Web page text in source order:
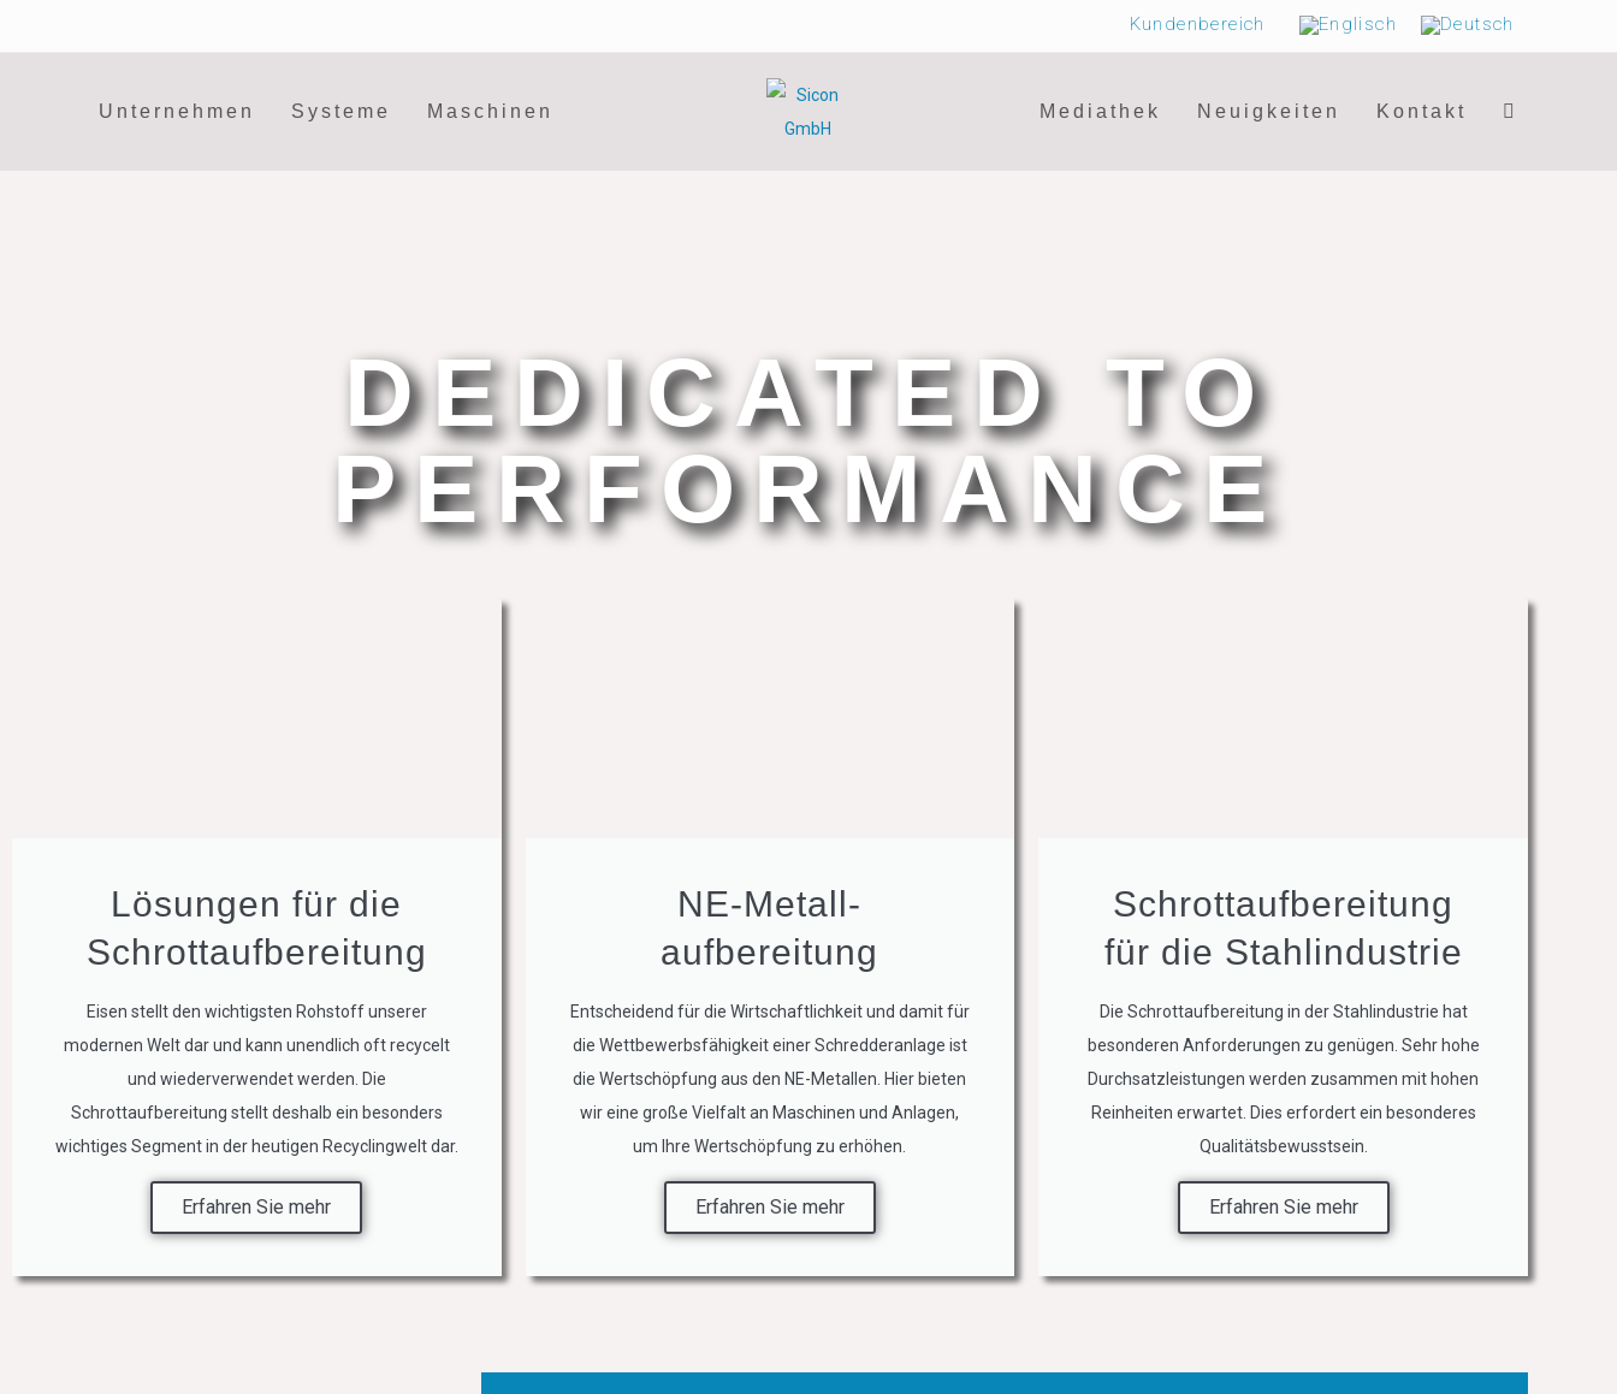
Kundenbereich
Unternehmen Systeme Maschinen Mediathek Neuigkeiten Kontakt
DEDICATED TO
PERFORMANCE
Lösungen für die
Schrottaufbereitung
Eisen stellt den wichtigsten Rohstoff unserer
modernen Welt dar und kann unendlich oft recycelt
und wiederverwendet werden. Die
Schrottaufbereitung stellt deshalb ein besonders
wichtiges Segment in der heutigen Recyclingwelt dar.
Erfahren Sie mehr
NE-Metall-
aufbereitung
Entscheidend für die Wirtschaftlichkeit und damit für
die Wettbewerbsfähigkeit einer Schredderanlage ist
die Wertschöpfung aus den NE-Metallen. Hier bieten
wir eine große Vielfalt an Maschinen und Anlagen,
um Ihre Wertschöpfung zu erhöhen.
Erfahren Sie mehr
Schrottaufbereitung
für die Stahlindustrie
Die Schrottaufbereitung in der Stahlindustrie hat
besonderen Anforderungen zu genügen. Sehr hohe
Durchsatzleistungen werden zusammen mit hohen
Reinheiten erwartet. Dies erfordert ein besonderes
Qualitätsbewusstsein.
Erfahren Sie mehr